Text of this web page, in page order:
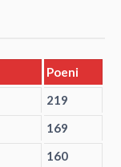
Poeni
219
169
160